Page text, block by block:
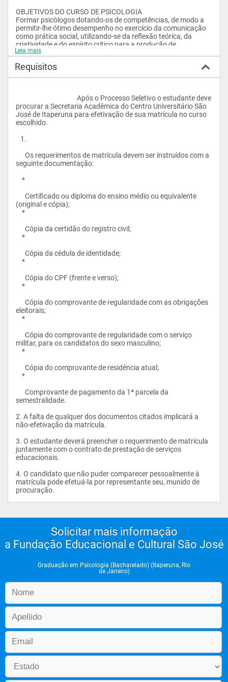
OBJETIVOS DO CURSO DE PSICOLOGIA
Formar psicólogos dotando-os de competências, de modo a
permitir-lhe ótimo desempenho no exercício da comunicação
como prática social, utilizando-se da reflexão teórica, da
criatividade e do espírito crítico para a produção de
linguagens;
seu respectivo exercício profissional podendo facilmente
adaptar-se a quaisquer modalidades sócio-institucionais em
oferecer ao corpo discente oportunidade para pesquisa na
área de Psicologia, participando também de projetos no
Centro de Pesquisa e Extensão das Faculdades;
formar e a atualizar profissionais com sustentação científica,
postura ética reflexiva, atuando como promotores de saúde
indissociabilidade da pesquisa, do ensino e da extensão em
PERFIL DO EGRESSO FORMADO EM PSICOLOGIA
município de Itaperuna e de diversos municípios do Noroeste
do Estado do Rio de Janeiro, sul do Estado do Espírito Santo e
municípios fronteiriços do Estado de Minas Gerais perfazendo
em torno de quinhentos mil habitantes.
médio ou equivalente, buscam a profissão de psicólogo no
intuito de atuarem no município e nos municípios ao redor de
Leia mais
Requisitos
procurar a Secretaria Acadêmica do Centro Universitário São
José de Itaperuna para efetivação de sua matrícula no curso
escolhido.
seguinte documentação:
(original e cópia);
eleitorais;
militar, para os candidatos do sexo masculino;
semestralidade.
2. A falta de qualquer dos documentos citados implicará a
não-efetivação da matrícula.
3. O estudante deverá preencher o requerimento de matrícula
juntamente com o contrato de prestação de serviços
educacionais.
4. O candidato que não puder comparecer pessoalmente à
matrícula pode efetuá-la por representante seu, munido de
procuração.
Solicitar mais informação
a Fundação Educacional e Cultural São José
Graduação em Psicologia (Bacharelado) (Itaperuna, Rio
de Janeiro)